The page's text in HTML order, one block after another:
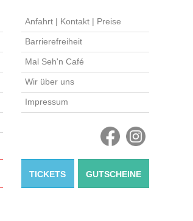
Anfahrt | Kontakt | Preise
Barrierefreiheit
Mal Seh'n Café
Wir über uns
Impressum
TICKETS GUTSCHEINE